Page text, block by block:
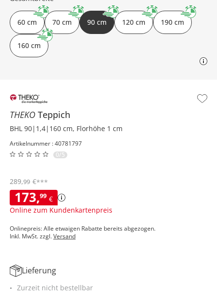
THEKO Teppich
BHL 90|1,4|160 cm, Florhöhe 1 cm
Artikelnummer : 40781797
0/5
173,99 €
Online zum Kundenkartenpreis
289,99 €***
Onlinepreis: Alle etwaigen Rabatte bereits abgezogen.
Inkl. MwSt. zzgl.Versand
60 cm 70 cm 90 cm 120 cm 190 cm
160 cm
Lieferung
Zurzeit nicht bestellbar